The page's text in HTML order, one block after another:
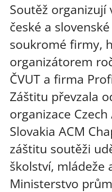
Soutěž organizují
české a
soukromé firmy,
organizátorem
ČVUT a firma
Záštitu převzala
organizace
Slovakia ACM
záštitu soutěži
školství, mládeže
Ministerstvo